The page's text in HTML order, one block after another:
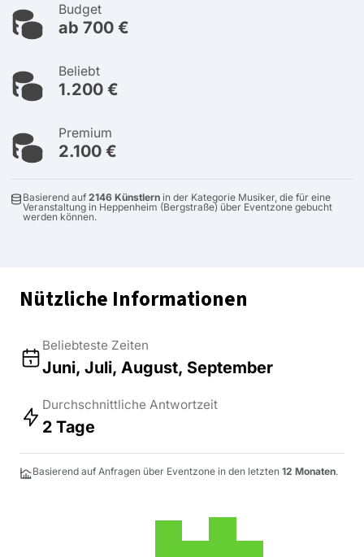
Budget
ab 700 €
Beliebt
1.200 €
Premium
2.100 €
Basierend auf 2146 Künstlern in der Kategorie Musiker, die für eine
Veranstaltung in Heppenheim (Bergstraße) über Eventzone gebucht
werden können.
Nützliche Informationen
Beliebteste Zeiten
Juni, Juli, August, September
Durchschnittliche Antwortzeit
2 Tage
Basierend auf Anfragen über Eventzone in den letzten 12 Monaten.